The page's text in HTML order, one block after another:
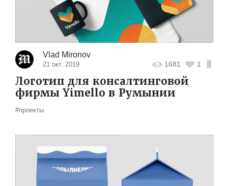
Vlad Mironov
21 окт. 2019 1681 1
Логотип для консалтинговой
фирмы Yimello в Румынии
#проекты